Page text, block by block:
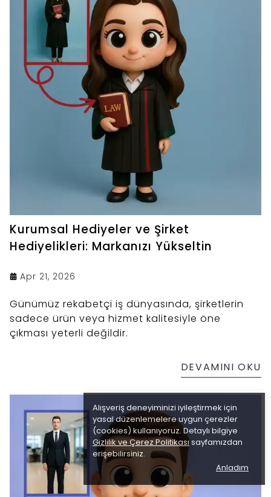
Alışveriş deneyiminizi iyileştirmek için
yasal düzenlemelere uygun çerezler
(cookies) kullanıyoruz. Detaylı bilgiye
Gizlilik ve Çerez Politikasısayfamızdan
erişebilirsiniz.
Anladım
Kurumsal Hediyeler ve Şirket
Hediyelikleri: Markanızı Yükseltin
Apr 21, 2026
Günümüz rekabetçi iş dünyasında, şirketlerin
sadece ürün veya hizmet kalitesiyle öne
çıkması yeterli değildir.
DEVAMINI OKU